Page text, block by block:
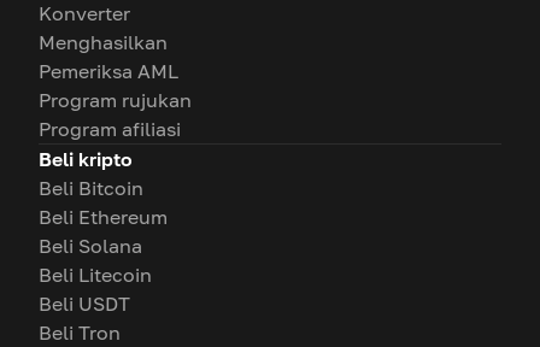
Konverter
Menghasilkan
Pemeriksa AML
Program rujukan
Program afiliasi
Beli kripto
Beli Bitcoin
Beli Ethereum
Beli Solana
Beli Litecoin
Beli USDT
Beli Tron